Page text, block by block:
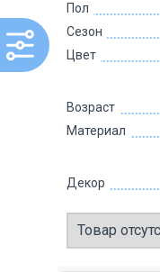
Пол
Сезон
Цвет
Возраст
Материал
Декор
Товар